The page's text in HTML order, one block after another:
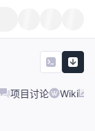
项目讨论 Wiki